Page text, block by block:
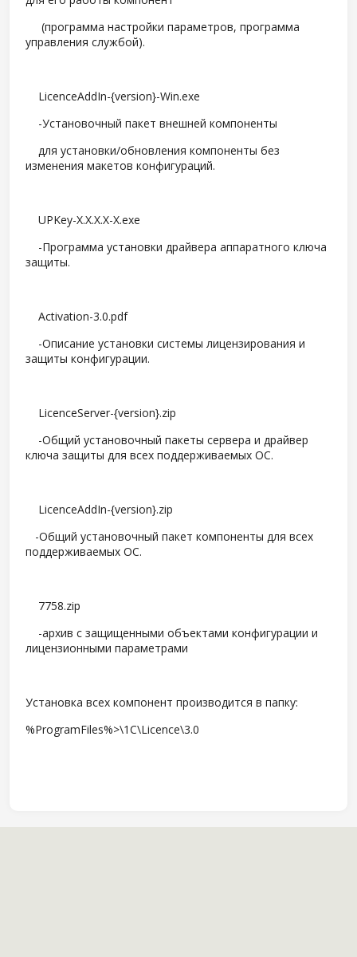
(программа настройки параметров, программа
управления службой).
LicenceAddIn-{version}-Win.exe
-Установочный пакет внешней компоненты
для установки/обновления компоненты без
изменения макетов конфигураций.
UPKey-X.X.X.X-X.exe
-Программа установки драйвера аппаратного ключа
защиты.
Activation-3.0.pdf
-Описание установки системы лицензирования и
защиты конфигурации.
LicenceServer-{version}.zip
-Общий установочный пакеты сервера и драйвер
ключа защиты для всех поддерживаемых ОС.
LicenceAddIn-{version}.zip
-Общий установочный пакет компоненты для всех
поддерживаемых ОС.
7758.zip
-архив с защищенными объектами конфигурации и
лицензионными параметрами
Установка всех компонент производится в папку:
%ProgramFiles%>\1C\Licence\3.0